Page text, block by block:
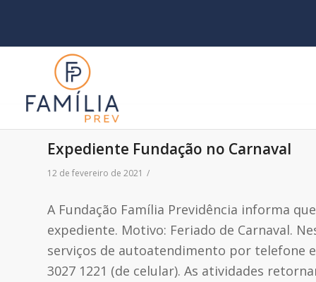
Expediente Fundação no Carnaval
12 de fevereiro de 2021 /
A Fundação Família Previdência informa
expediente. Motivo: Feriado de Carnaval.
serviços de autoatendimento por telefone
3027 1221 (de celular). As atividades